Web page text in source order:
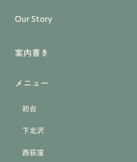
Our Story
案内書き
メニュー
初台
下北沢
西荻窪